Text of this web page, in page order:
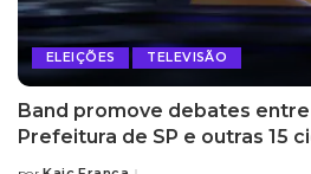
ELEIÇÕES TELEVISÃO
Band promove debates
Prefeitura de SP e outras 15